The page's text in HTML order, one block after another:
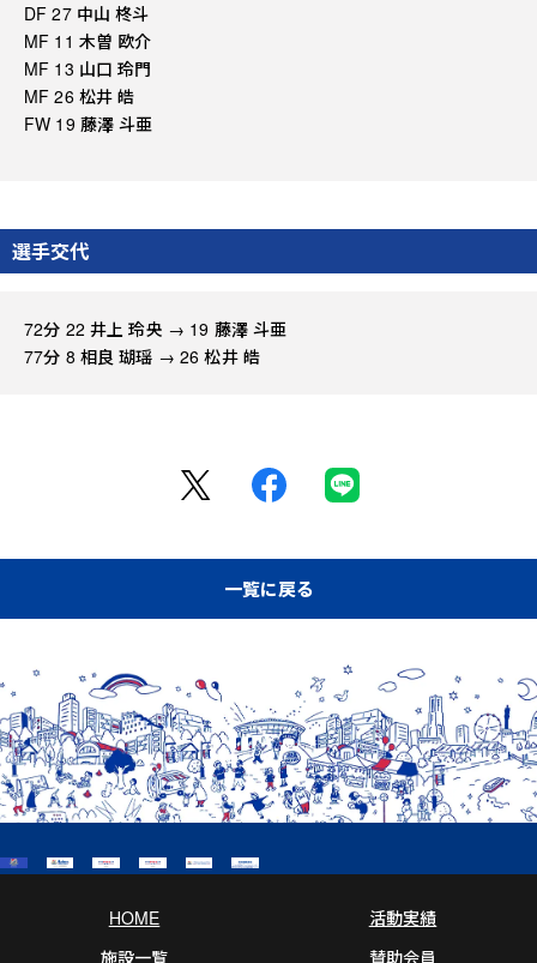
DF 27 中山 柊斗
MF 11 木曽 欧介
MF 13 山口 玲門
MF 26 松井 皓
FW 19 藤澤 斗亜
選手交代
72分 22 井上 玲央 → 19 藤澤 斗亜
77分 8 相良 瑚瑶 → 26 松井 皓
一覧に戻る
HOME
活動実績
施設一覧
賛助会員